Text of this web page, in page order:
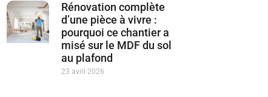
Rénovation complète
d’une pièce à vivre :
pourquoi ce chantier a
misé sur le MDF du sol
au plafond
23 avril 2026